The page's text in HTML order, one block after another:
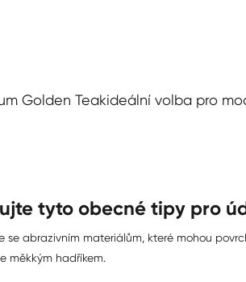
Golden Teakideální volba pro
tyto obecné tipy pro
abrazivním materiálům, které mohou
měkkým hadříkem.